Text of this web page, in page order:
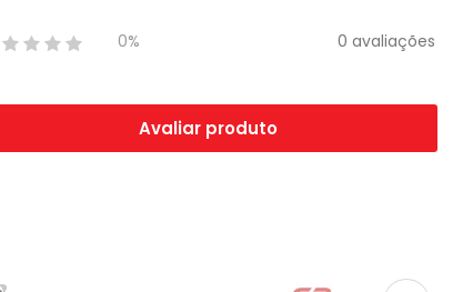
0% 0 avaliações
Avaliar produto